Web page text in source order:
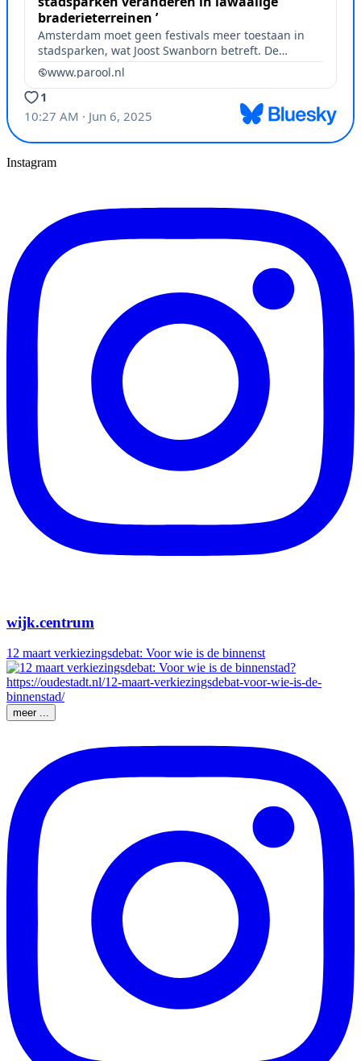
Instagram
wijk.centrum
12 maart verkiezingsdebat: Voor wie is de binnenst
meer ...